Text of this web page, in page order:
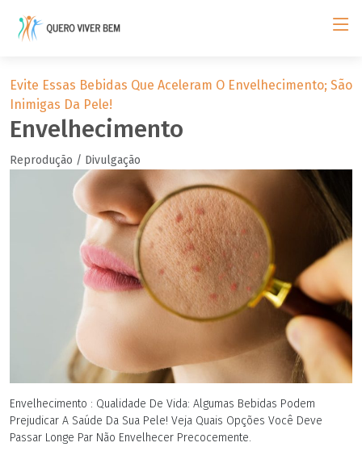
Evite Essas Bebidas Que Aceleram O Envelhecimento; São
Inimigas Da Pele!
Envelhecimento
Reprodução / Divulgação
Envelhecimento : Qualidade De Vida: Algumas Bebidas Podem
Prejudicar A Saúde Da Sua Pele! Veja Quais Opções Você Deve
Passar Longe Par Não Envelhecer Precocemente.